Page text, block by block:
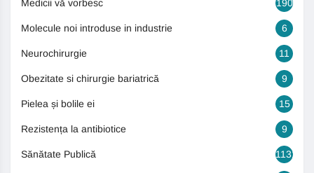
Medicii vă vorbesc 190
Molecule noi introduse in industrie 6
Neurochirurgie 11
Obezitate si chirurgie bariatrică 9
Pielea și bolile ei 15
Rezistența la antibiotice 9
Sănătate Publică 1131